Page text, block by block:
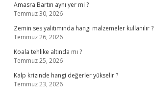
Amasra Bartın aynı yer mi ?
Temmuz 30, 2026
Zemin ses yalıtımında hangi malzemeler kullanılır ?
Temmuz 26, 2026
Koala tehlike altında mı ?
Temmuz 25, 2026
Kalp krizinde hangi değerler yükselir ?
Temmuz 23, 2026